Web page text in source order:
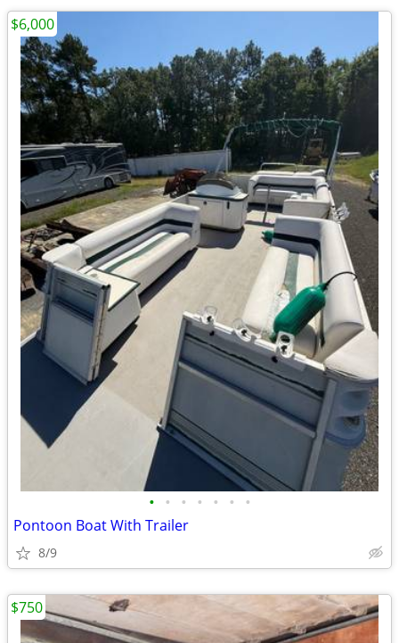
• • • • • • •
Pontoon Boat With Trailer
8/9
$6,000
$750